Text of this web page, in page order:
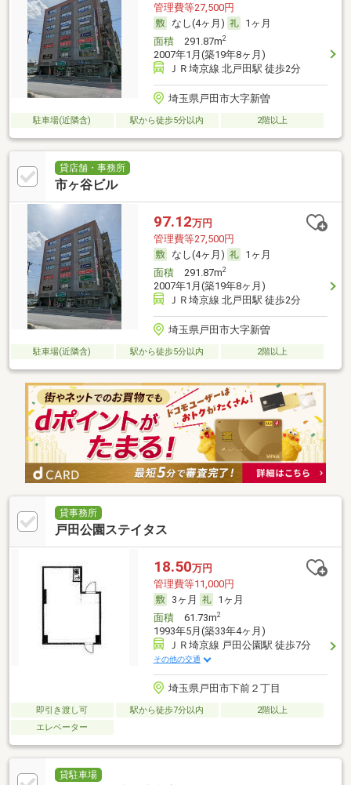
管理費等27,500円
なし(4ヶ月)
1ヶ月
面積291.87m2
2007年1月(築19年8ヶ月)
ＪＲ埼京線 北戸田駅 徒歩2分
埼玉県戸田市大字新曽
駐車場(近隣含) 駅から徒歩5分以内 2階以上
貸店舗・事務所
市ヶ谷ビル
97.12万円
管理費等27,500円
なし(4ヶ月)
1ヶ月
面積291.87m2
2007年1月(築19年8ヶ月)
ＪＲ埼京線 北戸田駅 徒歩2分
埼玉県戸田市大字新曽
駐車場(近隣含) 駅から徒歩5分以内 2階以上
貸事務所
戸田公園ステイタス
18.50万円
管理費等11,000円
3ヶ月
1ヶ月
面積61.73m2
1993年5月(築33年4ヶ月)
ＪＲ埼京線 戸田公園駅 徒歩7分
その他の交通
埼玉県戸田市下前２丁目
即引き渡し可 駅から徒歩7分以内
2階以上
エレベーター
貸駐車場